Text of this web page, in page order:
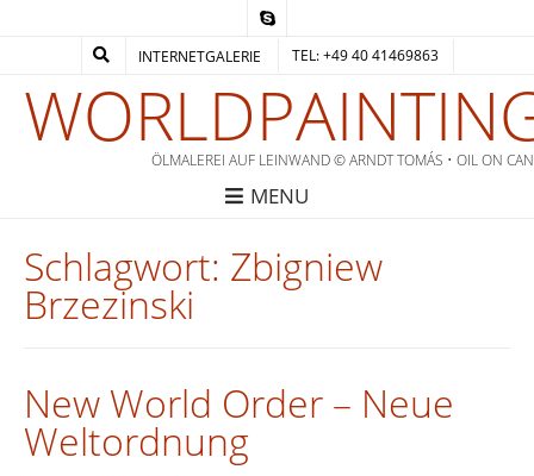
INTERNETGALERIE TEL: +49 40 41469863
ÖLMALEREI AUF LEINWAND © ARNDT TOMÁS • OIL ON
MENU
Schlagwort: Zbigniew
Brzezinski
New World Order – Neue
Weltordnung